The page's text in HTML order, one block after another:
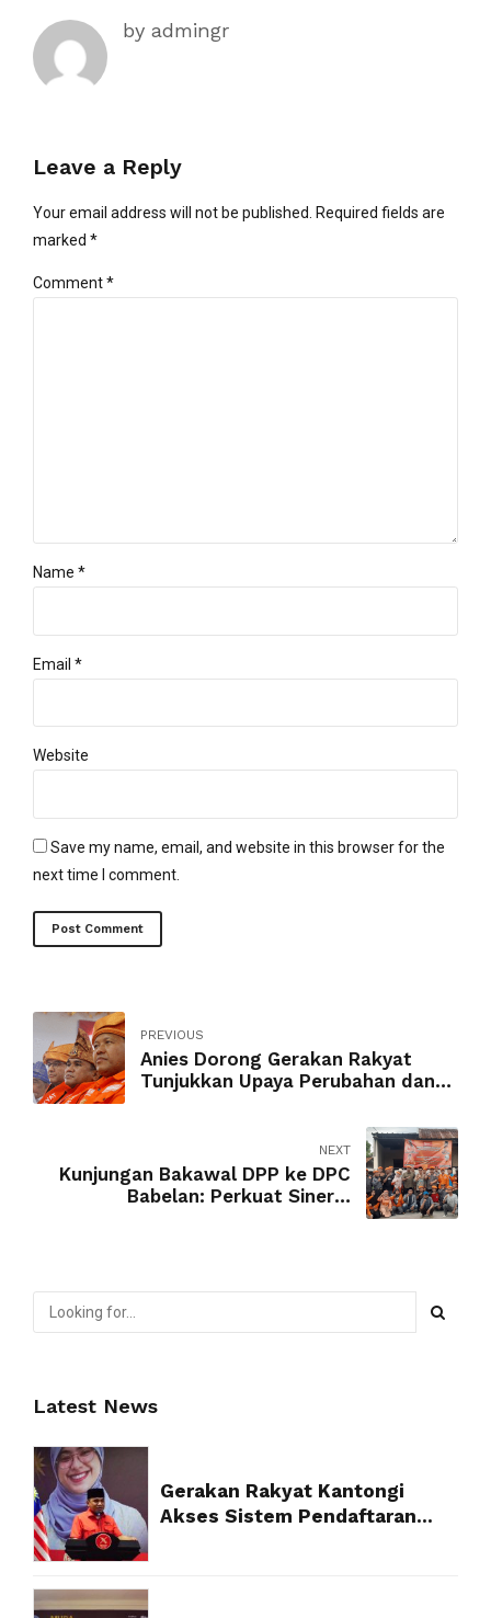
by admingr
Leave a Reply
Your email address will not be published. Required fields are
marked *
Comment*
Name *
Email *
Website
Save my name, email, and website in this browser for the
next time I comment.
Post Comment
PREVIOUS
Anies Dorong Gerakan Rakyat
Tunjukkan Upaya Perubahan dan
NEXT
Kunjungan Bakawal DPP ke DPC
Babelan: Perkuat Sinergi
Latest News
Gerakan Rakyat Kantongi
Akses Sistem Pendaftaran